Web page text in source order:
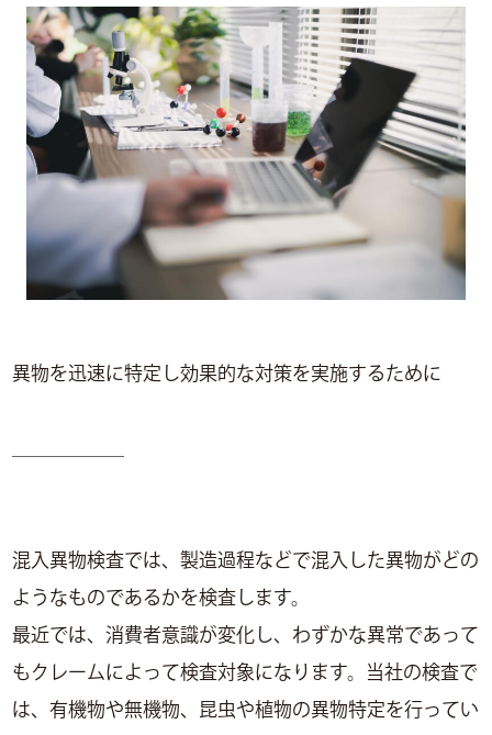
異物を迅速に特定し効果的な対策を実施するために
混入異物検査では、製造過程などで混入した異物がどの
ようなものであるかを検査します。
最近では、消費者意識が変化し、わずかな異常であって
もクレームによって検査対象になります。当社の検査で
は、有機物や無機物、昆虫や植物の異物特定を行ってい